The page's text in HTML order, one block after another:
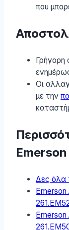
που
Γρήγορη
Οι
με την
Emerson
Δες όλα